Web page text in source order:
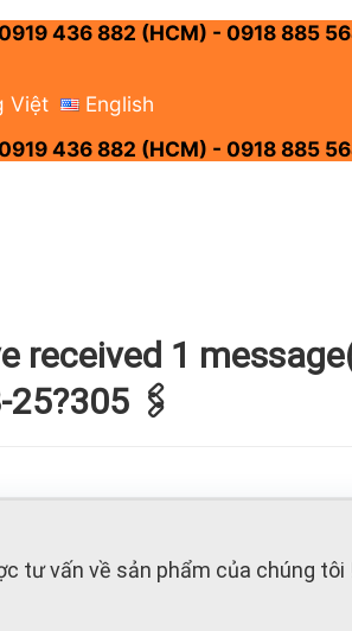
436 882 (HCM) - 0918 885
Việt
English
436 882 (HCM) - 0918 885
received 1
25?305 🖇
tư vấn về sản phẩm của chúng tôi